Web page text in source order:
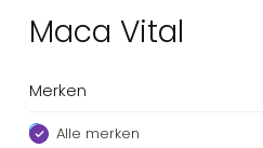
Maca Vital
Merken
Alle merken